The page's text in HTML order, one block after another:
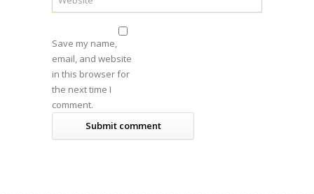
Save my name,
email, and website
in this browser for
the next time I
comment.